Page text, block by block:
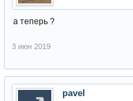
а теперь ?
3 июн 2019
pavel